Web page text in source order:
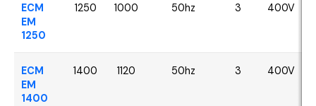
ECM
EM
1250
1250 1000 50hz 3 400V
ECM
EM
1400
1400 1120 50hz 3 400V